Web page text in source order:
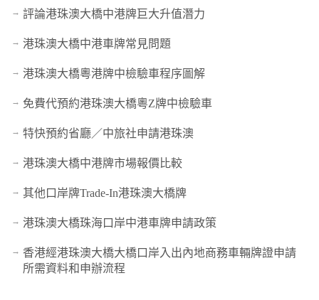
評論港珠澳大橋中港牌巨大升值潛力
港珠澳大橋中港車牌常見問題
港珠澳大橋粵港牌中檢驗車程序圖解
免費代預約港珠澳大橋粵Z牌中檢驗車
特快預約省廳／中旅社申請港珠澳
港珠澳大橋中港牌市場報價比較
其他口岸牌Trade-In港珠澳大橋牌
港珠澳大橋珠海口岸中港車牌申請政策
香港經港珠澳大橋大橋口岸入出內地商務車輛牌證申請
所需資料和申辦流程